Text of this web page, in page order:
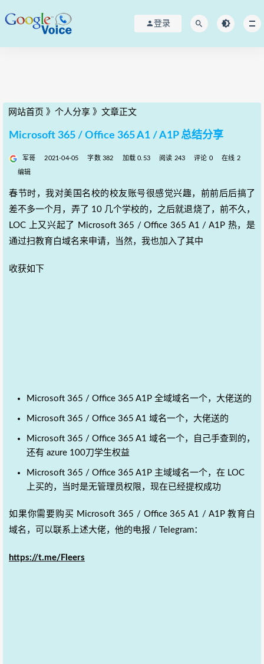
登录
网站首页 》 个人分享 》 文章正文
Microsoft 365 / Office 365 A1 / A1P 总结分享
军哥 2021-04-05 字数 382 加载 0.53 阅读 243 评论 0 在线 2
编辑
春节时，我对美国名校的校友账号很感觉兴趣，前前后后搞了
差不多一个月，弄了 10 几个学校的，之后就退烧了，前不久，
LOC 上又兴起了 Microsoft 365 / Office 365 A1 / A1P 热，是
通过扫教育白域名来申请，当然，我也加入了其中
收获如下
Microsoft 365 / Office 365 A1P 全域域名一个，大佬送的
Microsoft 365 / Office 365 A1 域名一个，大佬送的
Microsoft 365 / Office 365 A1 域名一个，自己手查到的，
还有 azure 100刀学生权益
Microsoft 365 / Office 365 A1P 主域域名一个，在 LOC
上买的，当时是无管理员权限，现在已经提权成功
如果你需要购买 Microsoft 365 / Office 365 A1 / A1P 教育白
域名，可以联系上述大佬，他的电报 / Telegram：
https://t.me/Fleers